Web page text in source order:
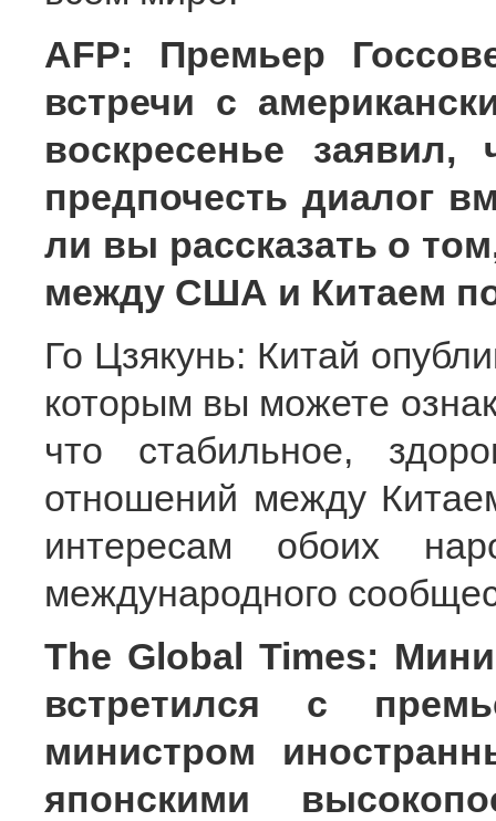
AFP: Премьер
встречи с
воскресенье
предпочесть диалог
ли вы рассказать о
между США и Китаем
Го Цзякунь: Китай
которым вы можете
что стабильное,
отношений между
интересам обоих
международного
The Global Times:
встретился с
министром
японскими